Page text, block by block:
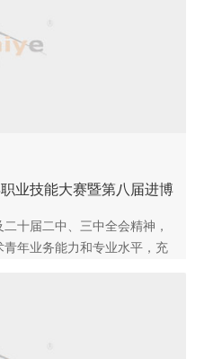
业技能大赛暨第八届进博
十届二中、三中全会精神，
年业务能力和专业水平，充
素养和精神风貌，卫健委将